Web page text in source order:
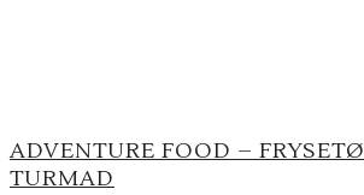
ADVENTURE FOOD –
TURMAD